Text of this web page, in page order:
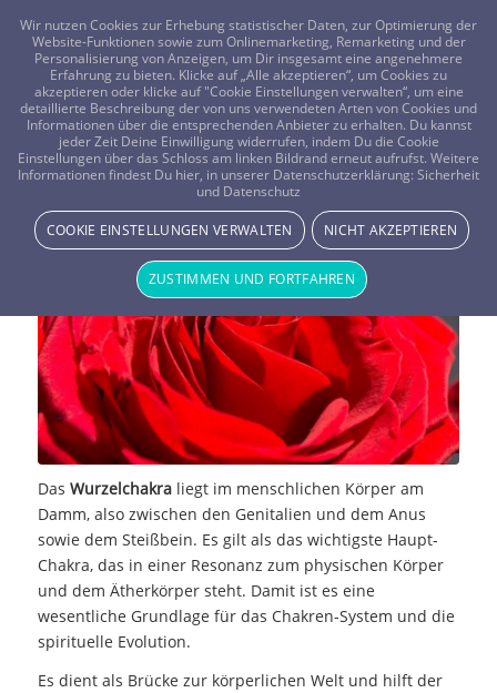
FRAGEN? KOSTENLOS ANRUFEN: 0800-8478266
Die sieben Hauptchakren – Das
Wurzelchakra
NEWS & STORYS
Das Wurzelchakraliegt im menschlichen Körper am
Damm, also zwischen den Genitalien und dem Anus
sowie dem Steißbein. Es gilt als das wichtigste Haupt-
Chakra, das in einer Resonanz zum physischen Körper
und dem Ätherkörper steht. Damit ist es eine
wesentliche Grundlage für das Chakren-System und die
spirituelle Evolution.
Es dient als Brücke zur körperlichen Welt und hilft der
Wir nutzen Cookies zur Erhebung statistischer Daten, zur Optimierung der
Website-Funktionen sowie zum Onlinemarketing, Remarketing und der
Personalisierung von Anzeigen, um Dir insgesamt eine angenehmere
Erfahrung zu bieten. Klicke auf „Alle akzeptieren“, um Cookies zu
akzeptieren oder klicke auf "Cookie Einstellungen verwalten“, um eine
detaillierte Beschreibung der von uns verwendeten Arten von Cookies und
Informationen über die entsprechenden Anbieter zu erhalten. Du kannst
jeder Zeit Deine Einwilligung widerrufen, indem Du die Cookie
Einstellungen über das Schloss am linken Bildrand erneut aufrufst. Weitere
Informationen findest Du hier, in unserer Datenschutzerklärung: Sicherheit
und Datenschutz
COOKIE EINSTELLUNGEN VERWALTEN NICHT AKZEPTIEREN
ZUSTIMMEN UND FORTFAHREN